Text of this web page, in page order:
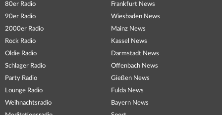
80er Radio
90er Radio
2000er Radio
Rock Radio
Oldie Radio
Schlager Radio
Party Radio
Lounge Radio
Weihnachtsradio
Frankfurt News
Wiesbaden News
Mainz News
Kassel News
Darmstadt News
Offenbach News
Gießen News
Fulda News
Bayern News